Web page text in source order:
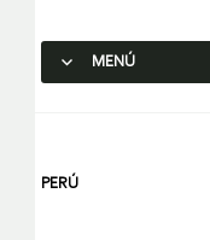
MENÚ
PERÚ